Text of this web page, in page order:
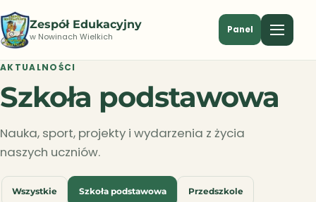
Zespół Edukacyjny
w Nowinach Wielkich
Panel
AKTUALNOŚCI
Szkoła podstawowa
Nauka, sport, projekty i wydarzenia z życia
naszych uczniów.
Wszystkie Szkoła podstawowa Przedszkole